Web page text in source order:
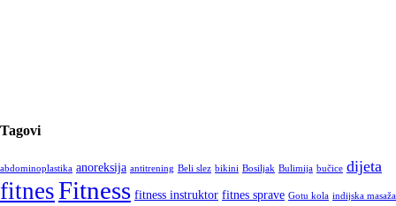
Tagovi
abdominoplastika anoreksija antitrening Beli slez bikini Bosiljak Bulimija bučice dijeta
fitnesFitness fitness instruktor fitnes sprave Gotu kola indijska masaža